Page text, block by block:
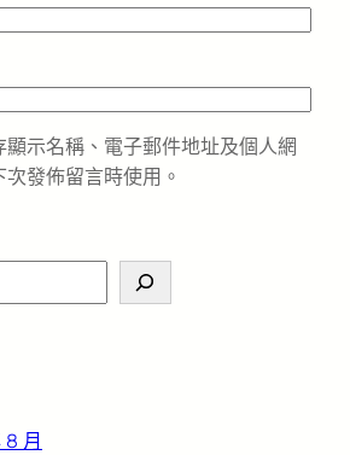
顯示名稱、電子郵件地址及個人網
發佈留言時使用。
月